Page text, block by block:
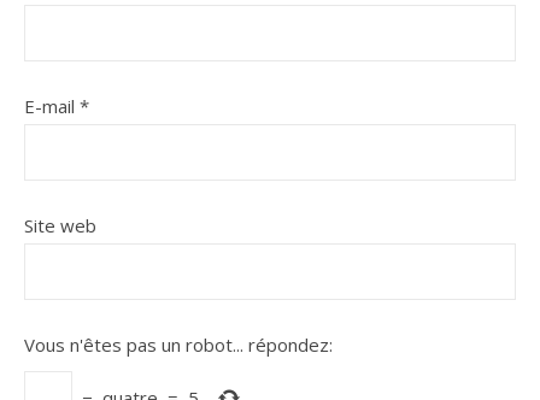
E-mail *
Site web
Vous n'êtes pas un robot... répondez: